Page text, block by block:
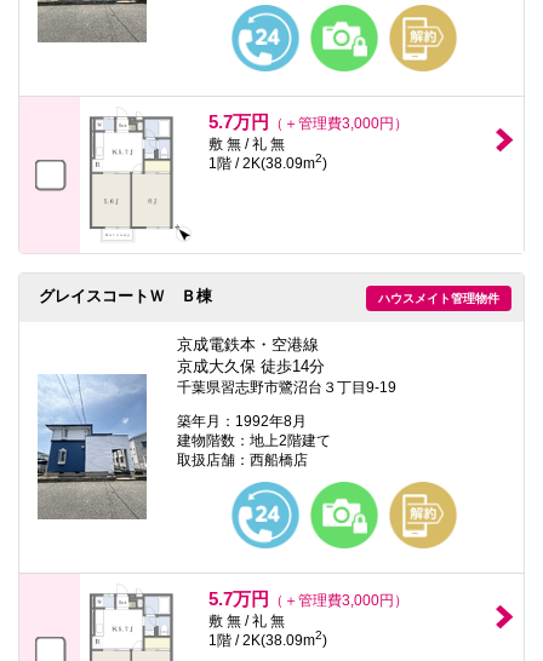
5.7万円
（＋管理費3,000円）
敷 無 / 礼 無
1階 / 2K(38.09m2)
ハウスメイト管理物件
グレイスコートＷ Ｂ棟
京成電鉄本・空港線
京成大久保 徒歩14分
千葉県習志野市鷺沼台３丁目9-19
築年月：1992年8月
建物階数：地上2階建て
取扱店舗：西船橋店
5.7万円
（＋管理費3,000円）
敷 無 / 礼 無
1階 / 2K(38.09m2)